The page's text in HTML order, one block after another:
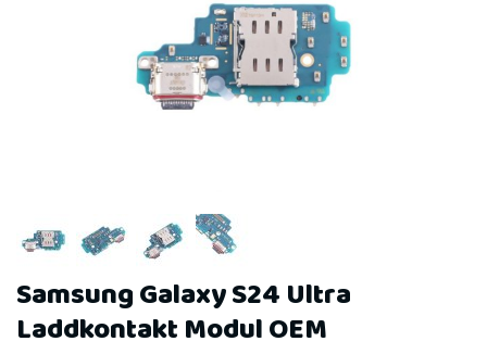
Samsung Galaxy S24 Ultra
Laddkontakt Modul OEM